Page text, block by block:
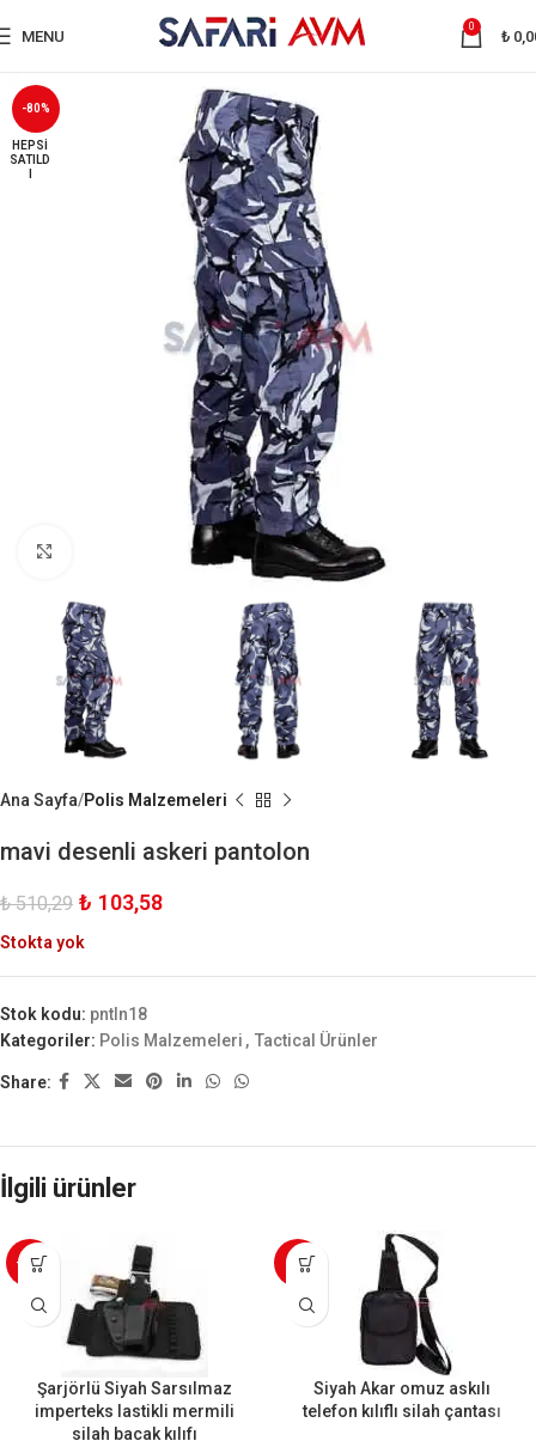
MENU
0
₺
-80%
HEPSI
SATILD
Ana Sayfa Polis Malzemeleri
mavi desenli askeri pantolon
₺510,29 ₺ 103,58
Stokta yok
Stok kodu: pntln18
Kategoriler: Polis Malzemeleri , Tactical Ürünler
Share:
İlgili ürünler
-12%
Şarjörlü Siyah Sarsılmaz
imperteks lastikli mermili
silah bacak kılıfı
-4%
Siyah Akar omuz askılı
telefon kılıflı silah çantası